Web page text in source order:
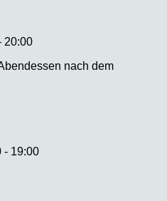
20:00
nach dem
- 19:00